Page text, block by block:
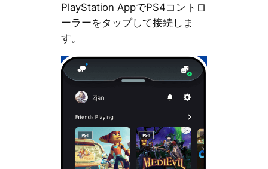
PlayStation AppでPS4コントロ
ーラーをタップして接続しま
す。